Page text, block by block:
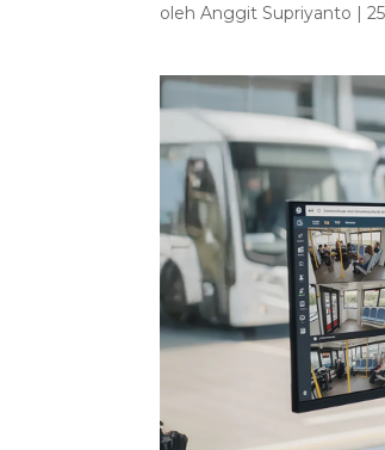
olehAnggit Supriyanto |